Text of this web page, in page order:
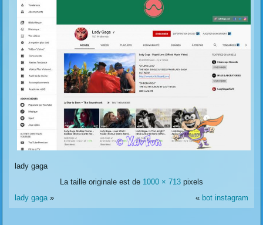
lady gaga
La taille originale est de 1000 × 713 pixels
lady gaga» « bot instagram